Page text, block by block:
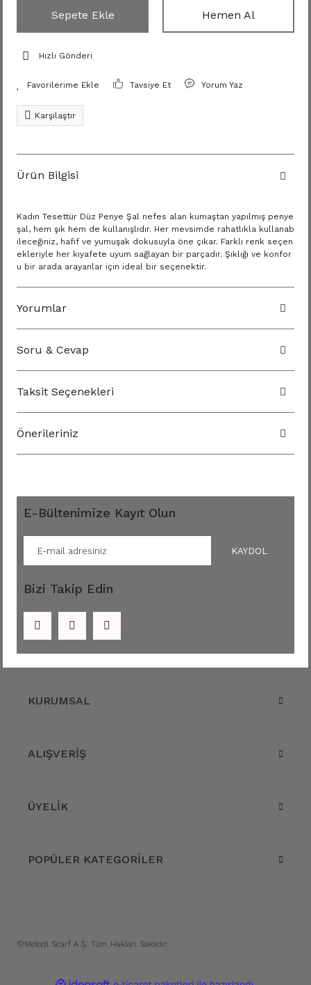
Sepete Ekle Hemen Al
Hızlı Gönderi
Tavsiye Et Yorum Yaz
Karşılaştır
Ürün Bilgisi
Kadın Tesettür Düz Penye Şal nefes alan kumaştan yapılmış penye
şal, hem şık hem de kullanışlıdır. Her mevsimde rahatlıkla kullanab
ileceğiniz, hafif ve yumuşak dokusuyla öne çıkar. Farklı renk seçen
ekleriyle her kıyafete uyum sağlayan bir parçadır. Şıklığı ve konfor
u bir arada arayanlar için ideal bir seçenektir.
Yorumlar
Soru & Cevap
Taksit Seçenekleri
Önerileriniz
E-Bültenimize Kayıt Olun
KAYDOL
Bizi Takip Edin
KURUMSAL
ALIŞVERİŞ
ÜYELİK
POPÜLER KATEGORİLER
©Melodi Scarf A.Ş. Tüm Hakları Saklıdır.